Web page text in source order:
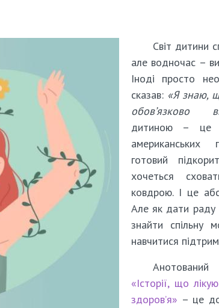
Світ дитини
але водночас –
Іноді просто
сказав: «Я знаю,
обов’язково
дитиною – це
американських
готовий
хочеться
ковдрою. І це
Але як дати раду
знайти спільну
навчитися
Анотований
«Історії, що
здоров’я» – це